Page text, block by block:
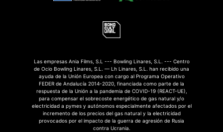
Las empresas Ania Films, S.L --- Bowling Linares, S.L. --- Centro
de Ocio Bowling Linares, S.L. — Lh Linares, S.L. han recibido una
ayuda de la Unión Europea con cargo al Programa Operativo
FEDER de Andalucía 2014-2020, financiada como parte de la
respuesta de la Unión a la pandemia de COVID-19 (REACT-UE),
para compensar el sobrecoste energético de gas natural y/o
electricidad a pymes y autónomos especialmente afectados por el
incremento de los precios del gas natural y la electricidad
provocados por el impacto de la guerra de agresión de Rusia
contra Ucrania.